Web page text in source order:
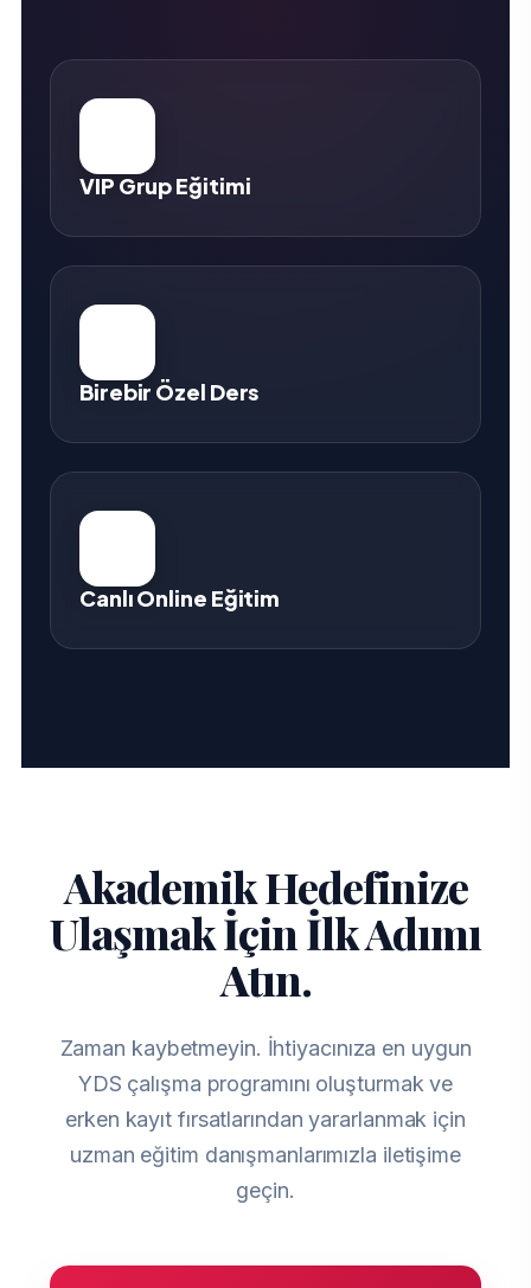
VIP Grup Eğitimi
Birebir Özel Ders
Canlı Online Eğitim
Akademik Hedefinize
Ulaşmak İçin İlk Adımı
Atın.
Zaman kaybetmeyin. İhtiyacınıza en uygun
YDS çalışma programını oluşturmak ve
erken kayıt fırsatlarından yararlanmak için
uzman eğitim danışmanlarımızla iletişime
geçin.